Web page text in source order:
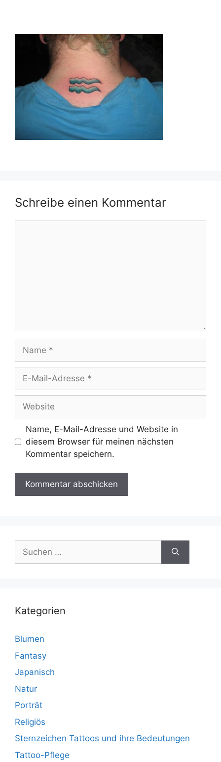
Schreibe einen Kommentar
Mail-
Adresse
Name, E-Mail-Adresse und Website in
diesem Browser für meinen nächsten
Kommentar speichern.
Suchen
nach:
Kategorien
Blumen
Fantasy
Japanisch
Natur
Porträt
Religiös
Sternzeichen Tattoos und ihre Bedeutungen
Tattoo-Pflege